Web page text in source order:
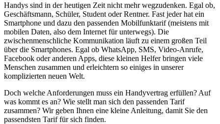
Handys sind in der heutigen Zeit nicht mehr wegzudenken. Egal ob,
Geschäftsmann, Schüler, Student oder Rentner. Fast jeder hat ein
Smartphone und dazu den passenden Mobilfunktarif (meistens mit
mobilen Daten, also dem Internet für unterwegs). Die
zwischenmenschliche Kommunikation läuft zu einem großen Teil
über die Smartphones. Egal ob WhatsApp, SMS, Video-Anrufe,
Facebook oder anderen Apps, diese kleinen Helfer bringen viele
Menschen zusammen und erleichtern so einiges in unserer
komplizierten neuen Welt.
Doch welche Anforderungen muss ein Handyvertrag erfüllen? Auf
was kommt es an? Wie stellt man sich den passenden Tarif
zusammen? Wir geben Ihnen eine kleine Anleitung, damit Sie den
passendsten Tarif für sich finden.